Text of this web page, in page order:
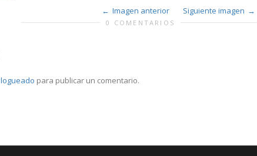
Imagen anterior Siguiente imagen
0 COMENTARIOS
logueado para publicar un comentario.